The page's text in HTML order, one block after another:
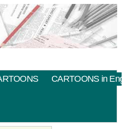
CARTOONS in English